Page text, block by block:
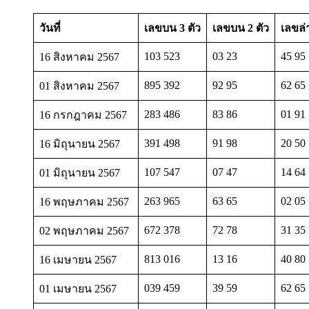
วันที่ เลขบน 3 ตัว เลขบน 2 ตัว เลขล่
16 สิงหาคม 2567 103 523 03 23 45 95
01 สิงหาคม 2567 895 392 92 95 62 65
16 กรกฎาคม 2567 283 486 83 86 01 91
16 มิถุนายน 2567 391 498 91 98 20 50
01 มิถุนายน 2567 107 547 07 47 14 64
16 พฤษภาคม 2567 263 965 63 65 02 05
02 พฤษภาคม 2567 672 378 72 78 31 35
16 เมษายน 2567 813 016 13 16 40 80
01 เมษายน 2567 039 459 39 59 62 65